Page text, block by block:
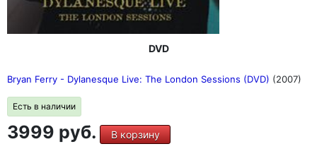
DVD
Bryan Ferry - Dylanesque Live: The London Sessions (DVD) (2007)
Есть в наличии
3999 руб. В корзину